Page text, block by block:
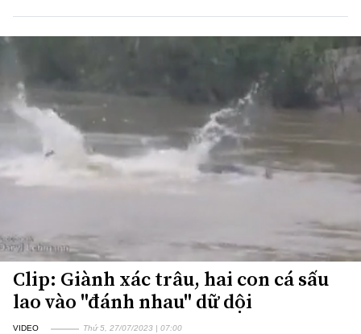
Clip: Giành xác trâu, hai con cá sấu
lao vào "đánh nhau" dữ dội
VIDEO Thứ 5, 27/07/2023 | 07:00